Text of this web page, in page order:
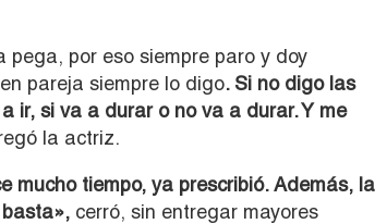
por eso siempre paro y doy
pareja siempre lo digo. Si no digo las
ir, si va a durar o no va a durar. Y me
la actriz.
mucho tiempo, ya prescribió. Además, la
cerró, sin entregar mayores